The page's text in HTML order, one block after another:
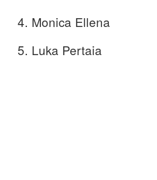
4. Monica Ellena
5. Luka Pertaia